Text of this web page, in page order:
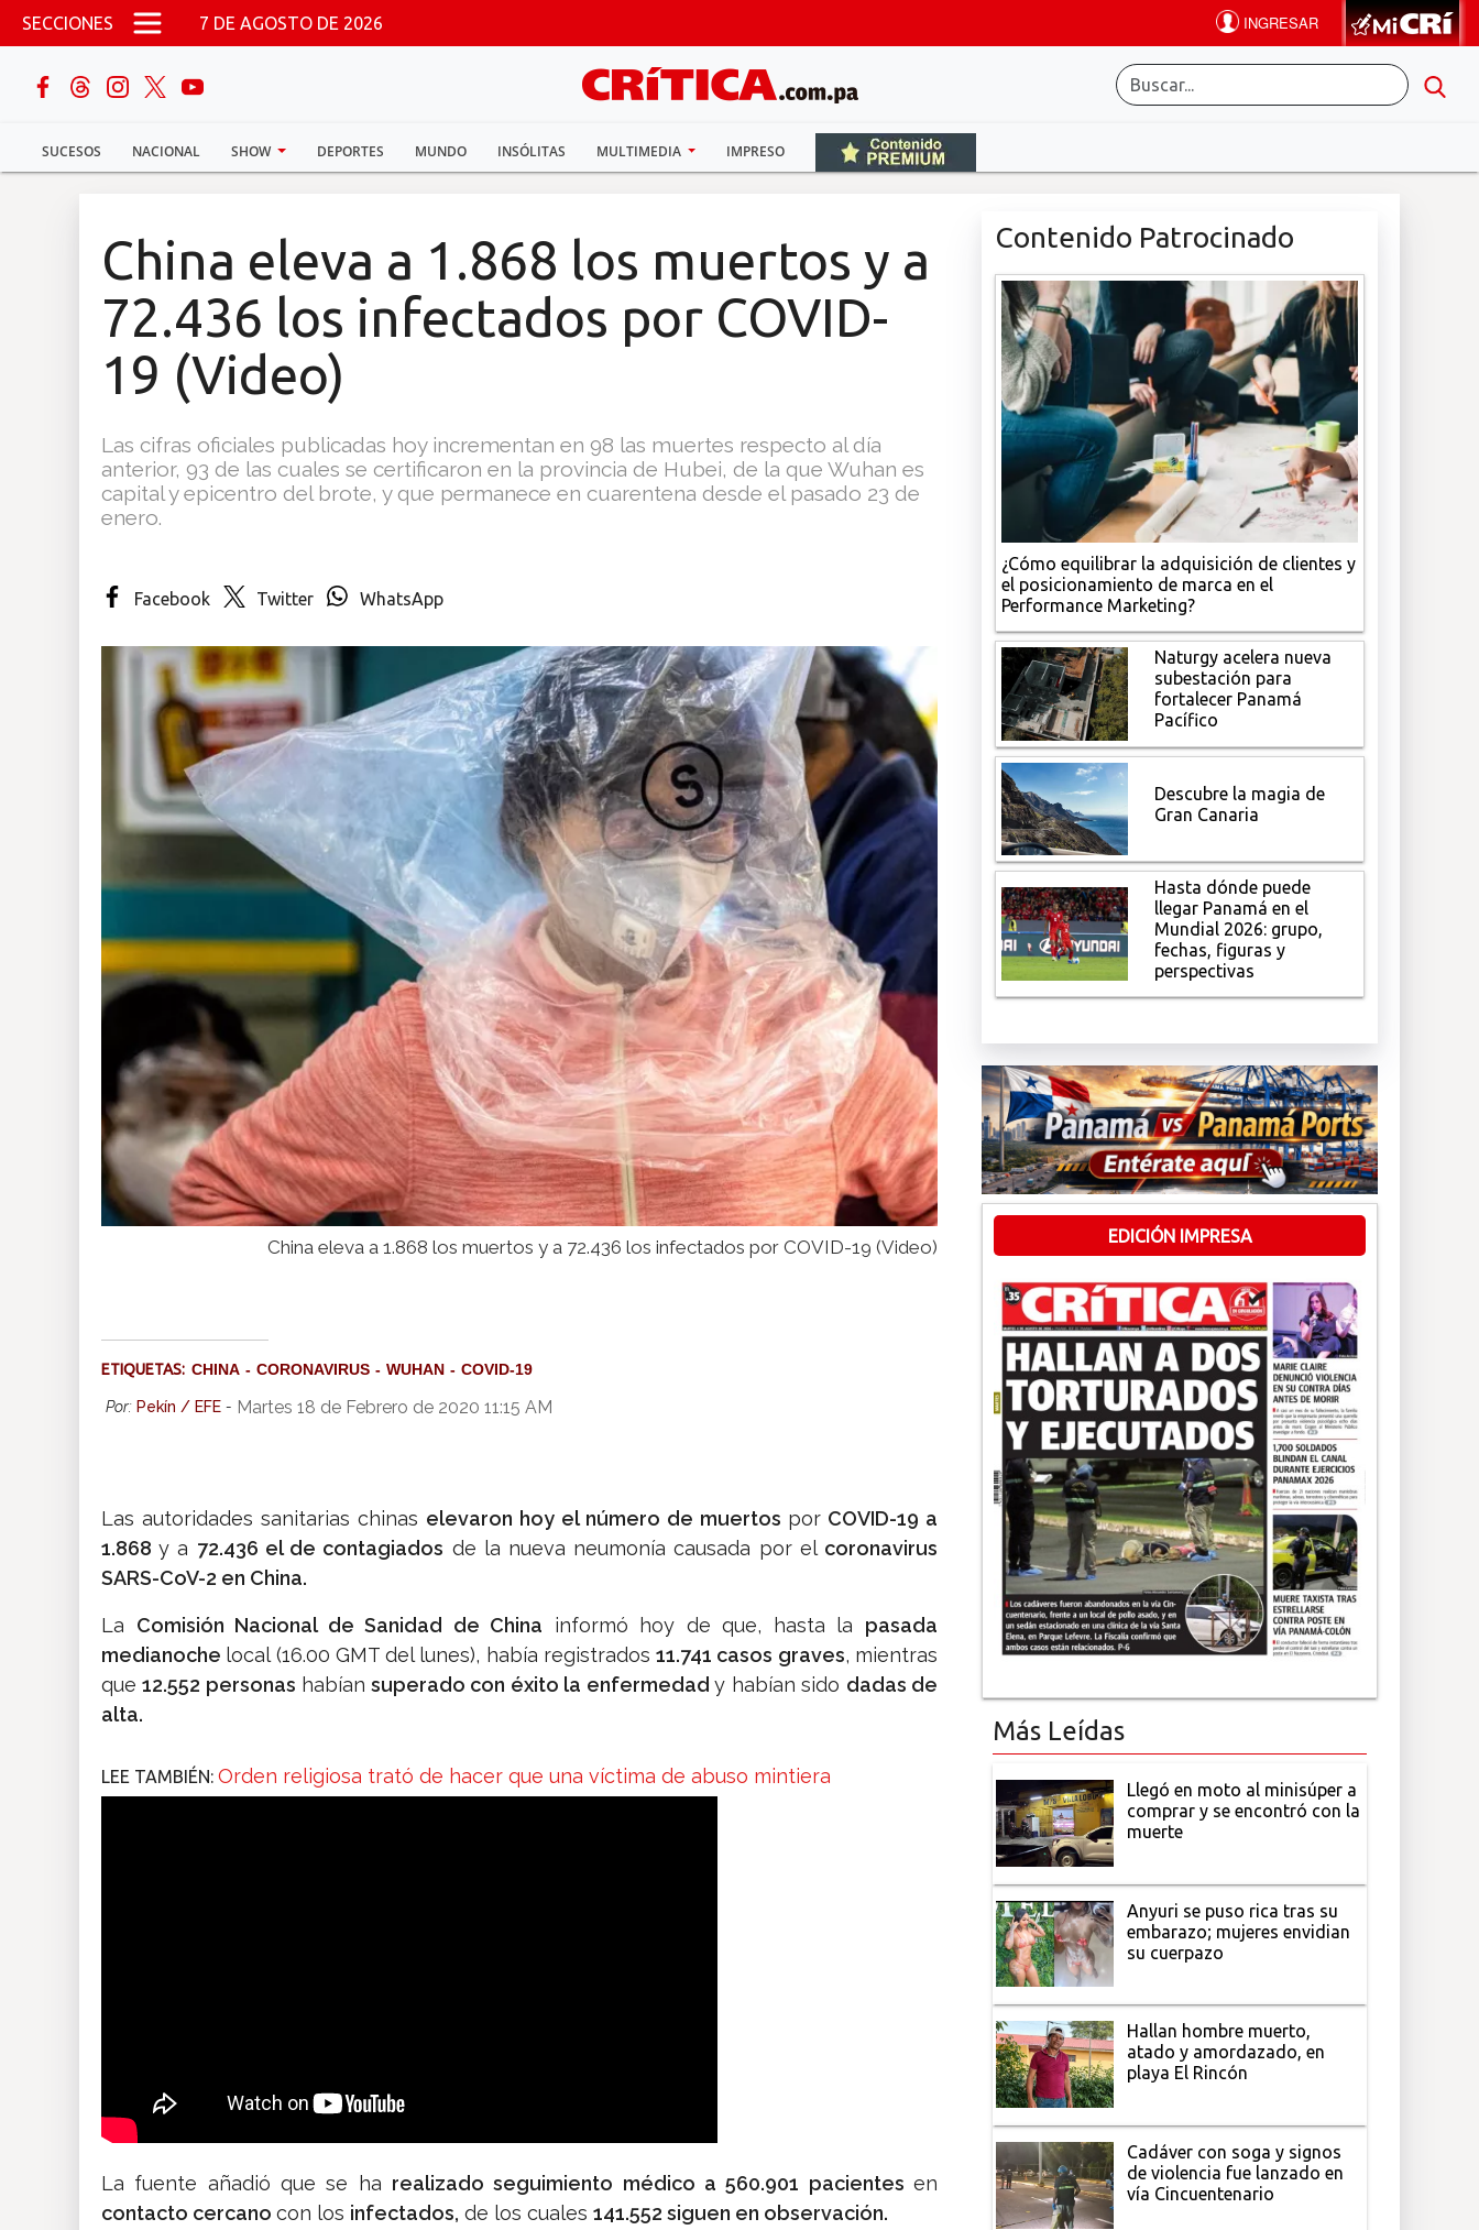
Pasar al contenido principal
SECCIONES 7 DE AGOSTO DE 2026
SUCESOS NACIONAL SHOW DEPORTES MUNDO INSÓLITAS MULTIMEDIA IMPRESO
buscar
Sucesos
Multimedia
China eleva a 1.868 los muertos y a
72.436 los infectados por COVID-
19 (Video)
Las cifras oficiales publicadas hoy incrementan en 98 las muertes respecto al día
anterior, 93 de las cuales se certificaron en la provincia de Hubei, de la que Wuhan es
capital y epicentro del brote, y que permanece en cuarentena desde el pasado 23 de
enero.
Facebook Twitter WhatsApp
China eleva a 1.868 los muertos y a 72.436 los infectados por COVID-19 (Video)
ETIQUETAS: CHINA CORONAVIRUS WUHAN COVID-19
Por: Pekín / EFE - Martes 18 de Febrero de 2020 11:15 AM
Las autoridades sanitarias chinas elevaron hoy el número de muertos por COVID-19 a
1.868y a 72.436 el de contagiados de la nueva neumonía causada por elcoronavirus
SARS-CoV-2 en China.
La Comisión Nacional de Sanidad de China informó hoy de que, hasta la pasada
medianoche local (16.00 GMT del lunes), había registrados11.741 casos graves, mientras
que12.552 personas habían superado con éxito la enfermedady habían sido dadas de
alta.
LEE TAMBIÉN: Orden religiosa trató de hacer que una víctima de abuso mintiera
La fuente añadió que se ha realizado seguimiento médico a 560.901 pacientes en
contacto cercano con los infectados, de los cuales 141.552 siguen en observación.
Contenido Patrocinado
¿Cómo equilibrar la adquisición de clientes y
el posicionamiento de marca en el
Performance Marketing?
Naturgy acelera nueva
subestación para
fortalecer Panamá
Pacífico
Descubre la magia de
Gran Canaria
Hasta dónde puede
llegar Panamá en el
Mundial 2026: grupo,
fechas, figuras y
perspectivas
EDICIÓN IMPRESA
Más Leídas
Llegó en moto al minisúper a
comprar y se encontró con la
muerte
Anyuri se puso rica tras su
embarazo; mujeres envidian
su cuerpazo
Hallan hombre muerto,
atado y amordazado, en
playa El Rincón
Cadáver con soga y signos
de violencia fue lanzado en
vía Cincuentenario